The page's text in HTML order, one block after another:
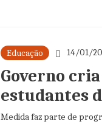
Educação 14/01/
Governo
estudantes
Medida faz parte de